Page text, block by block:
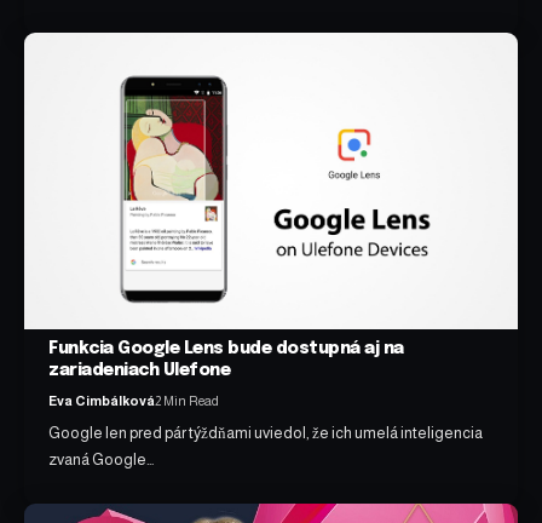
Funkcia Google Lens bude dostupná aj na
zariadeniach Ulefone
Eva Cimbálková2 Min Read
Google len pred pár týždňami uviedol, že ich umelá inteligencia
zvaná Google…